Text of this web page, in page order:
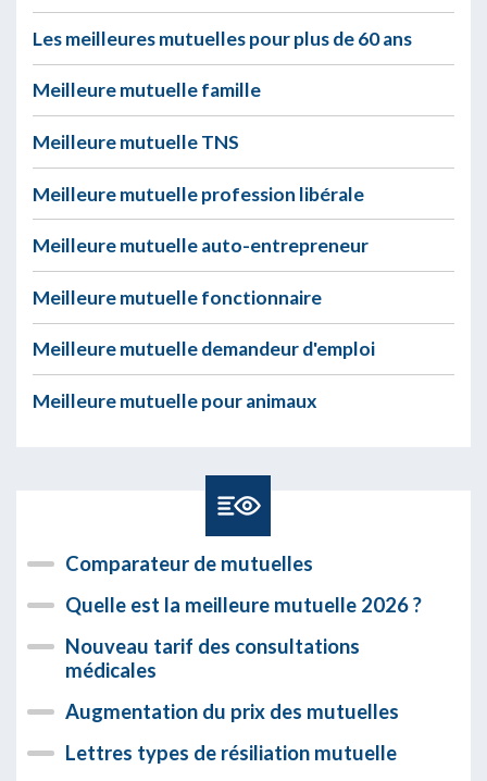
Les meilleures mutuelles pour plus de 60 ans
Meilleure mutuelle famille
Meilleure mutuelle TNS
Meilleure mutuelle profession libérale
Meilleure mutuelle auto-entrepreneur
Meilleure mutuelle fonctionnaire
Meilleure mutuelle demandeur d'emploi
Meilleure mutuelle pour animaux
Comparateur de mutuelles
Quelle est la meilleure mutuelle 2026 ?
Nouveau tarif des consultations
médicales
Augmentation du prix des mutuelles
Lettres types de résiliation mutuelle